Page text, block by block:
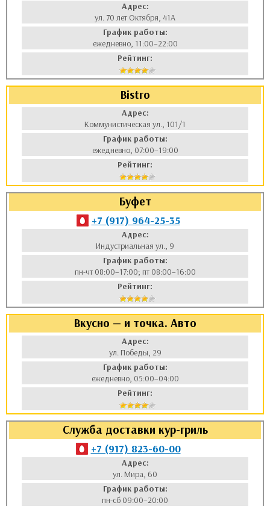
Адрес:
ул. 70 лет Октября, 41А
График работы:
ежедневно, 11:00–22:00
Рейтинг:
Bistro
Адрес:
Коммунистическая ул., 101/1
График работы:
ежедневно, 07:00–19:00
Рейтинг:
Буфет
+7 (917) 964-25-35
Адрес:
Индустриальная ул., 9
График работы:
пн-чт 08:00–17:00; пт 08:00–16:00
Рейтинг:
Вкусно — и точка. Авто
Адрес:
ул. Победы, 29
График работы:
ежедневно, 05:00–04:00
Рейтинг:
Служба доставки кур-гриль
+7 (917) 823-60-00
Адрес:
ул. Мира, 60
График работы:
пн-сб 09:00–20:00